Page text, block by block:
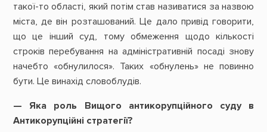
такої-то області, який потім став називатися за назвою
міста, де він розташований. Це дало привід говорити,
що це інший суд, тому обмеження щодо кількості
строків перебування на адміністративній посаді знову
начебто «обнулилося». Таких «обнулень» не повинно
бути. Це винахід словоблудів.
— Яка роль Вищого антикорупційного суду в
Антикорупційні стратегії?